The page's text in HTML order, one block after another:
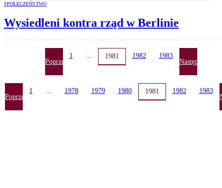
SPOŁECZEŃSTWO
Wysiedleni kontra rząd w Berlinie
Poprzednia
1 ... 1981 1982 1983
Następna
Poprzednia
1 ... 1978 1979 1980 1981 1982 1983